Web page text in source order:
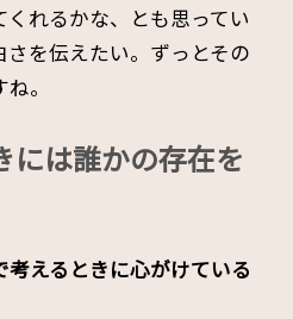
れるかな、とも思ってい
さを伝えたい。ずっとその
。
には誰かの存在を
考えるときに心がけている